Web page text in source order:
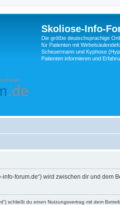
Skoliose-Info-
Die größte deutschsprachige
für Patienten mit
Scheuermann und Kyphose
Patienten informieren und
info-forum.de“) wird zwischen dir und
schließt du einen Nutzungsvertrag mit dem